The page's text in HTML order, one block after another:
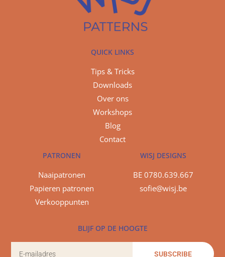
QUICK LINKS
Tips & Tricks
Downloads
Over ons
Workshops
Blog
Contact
PATRONEN
Naaipatronen
Papieren patronen
Verkooppunten
WISJ DESIGNS
BE 0780.639.667
sofie@wisj.be
BLIJF OP DE HOOGTE
SUBSCRIBE